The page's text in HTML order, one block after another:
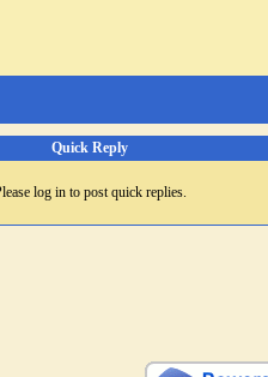
Quick Reply
log in to post quick replies.